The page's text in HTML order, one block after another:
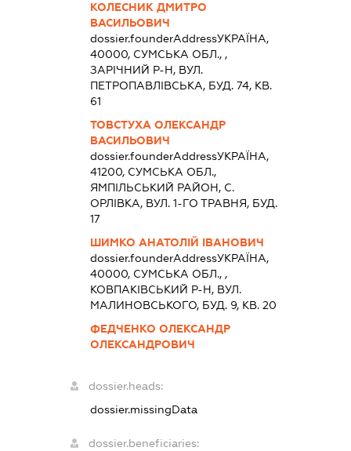
КОЛЕСНИК ДМИТРО
ВАСИЛЬОВИЧ
dossier.founderAddressУКРАЇНА,
40000, СУМСЬКА ОБЛ., ,
ЗАРІЧНИЙ Р-Н, ВУЛ.
ПЕТРОПАВЛІВСЬКА, БУД. 74, КВ.
61
ТОВСТУХА ОЛЕКСАНДР
ВАСИЛЬОВИЧ
dossier.founderAddressУКРАЇНА,
41200, СУМСЬКА ОБЛ.,
ЯМПIЛЬСЬКИЙ РАЙОН, С.
ОРЛІВКА, ВУЛ. 1-ГО ТРАВНЯ, БУД.
17
ШИМКО АНАТОЛІЙ ІВАНОВИЧ
dossier.founderAddressУКРАЇНА,
40000, СУМСЬКА ОБЛ., ,
КОВПАКІВСЬКИЙ Р-Н, ВУЛ.
МАЛИНОВСЬКОГО, БУД. 9, КВ. 20
ФЕДЧЕНКО ОЛЕКСАНДР
ОЛЕКСАНДРОВИЧ
dossier.heads:
dossier.missingData
dossier.beneficiaries: